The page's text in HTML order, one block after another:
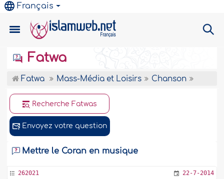
Français
Fatwa
Fatwa Mass-Média et Loisirs Chanson
Recherche Fatwas
Envoyez votre question
Mettre le Coran en musique
262021 22-7-2014